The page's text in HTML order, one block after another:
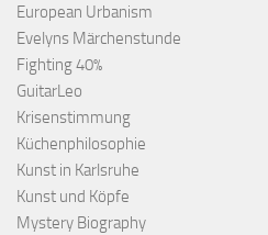
European Urbanism
Evelyns Märchenstunde
Fighting 40%
GuitarLeo
Krisenstimmung
Küchenphilosophie
Kunst in Karlsruhe
Kunst und Köpfe
Mystery Biography